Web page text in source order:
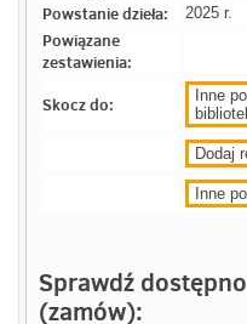
Powstanie dzieła: 2025 r.
Powiązane
zestawienia:
Skocz do:
Inne
Dodaj
Inne
Sprawdź
(zamów):